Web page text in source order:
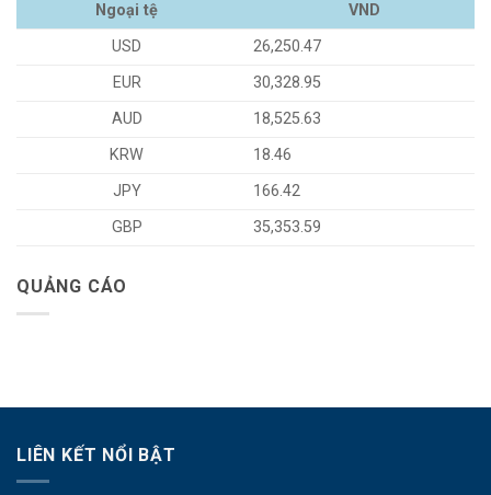
Ngoại tệ
VND
USD
26,250.47
EUR
30,328.95
AUD
18,525.63
KRW
18.46
JPY
166.42
GBP
35,353.59
QUẢNG CÁO
LIÊN KẾT NỔI BẬT